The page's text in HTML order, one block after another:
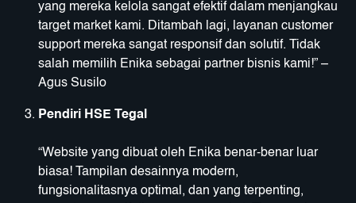
yang mereka kelola sangat efektif dalam menjangkau
target market kami. Ditambah lagi, layanan customer
support mereka sangat responsif dan solutif. Tidak
salah memilih Enika sebagai partner bisnis kami!” –
Agus Susilo
Pendiri HSE Tegal
“Website yang dibuat oleh Enika benar-benar luar
biasa! Tampilan desainnya modern,
fungsionalitasnya optimal, dan yang terpenting,